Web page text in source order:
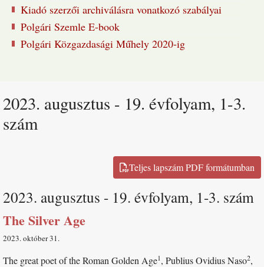
Kiadó szerzői archiválásra vonatkozó szabályai
Polgári Szemle E-book
Polgári Közgazdasági Műhely 2020-ig
2023. augusztus - 19. évfolyam, 1-3.
szám
2023. augusztus - 19. évfolyam, 1-3. szám
The Silver Age
2023. október 31
The great poet of the Roman Golden Age1, Publius Ovidius Naso2,